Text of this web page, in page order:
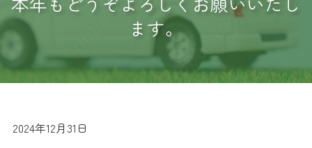
ます。
2024年12月31日